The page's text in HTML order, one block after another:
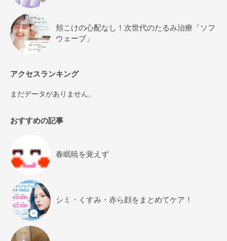
頬こけの心配なし！次世代のたるみ治療「ソフ
ウェーブ」
アクセスランキング
まだデータがありません。
おすすめの記事
春眠暁を覚えず
シミ・くすみ・赤ら顔をまとめてケア！